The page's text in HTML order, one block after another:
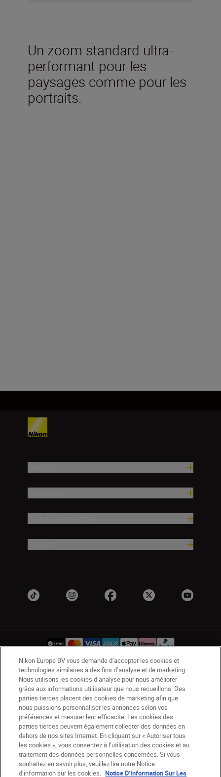
Un zoom standard ultra-
performant pour les
paysages comme pour les
portraits.
CH Nikon Sites
Contactez-nous
Avis de confidentialité
Conditions d’utilisation
CVG de la boutique Nikon Store
Notice d’information sur les cookies
Accessibilité
Paramètres des cookies
© 2026 Nikon
Nikon Europe BV vous demande d’accepter les cookies et
technologies similaires à des fins d’analyse et de marketing.
Nous utilisons les cookies d’analyse pour nous améliorer
grâce aux informations utilisateur que nous recueillons. Des
parties tierces placent des cookies de marketing afin que
nous puissions personnaliser les annonces selon vos
préférences et mesurer leur efficacité. Les cookies des
parties tierces peuvent également collecter des données en
dehors de nos sites Internet. En cliquant sur « Autoriser tous
les cookies », vous consentez à l’utilisation des cookies et au
traitement des données personnelles concernées. Si vous
souhaitez en savoir plus, veuillez lire notre Notice
d’information sur les cookies. Notice D’Information Sur Les